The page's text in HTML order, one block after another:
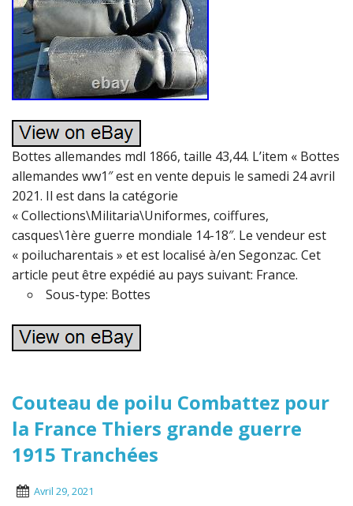
Bottes allemandes mdl 1866, taille 43,44. L’item « Bottes
allemandes ww1″ est en vente depuis le samedi 24 avril
2021. Il est dans la catégorie
« Collections\Militaria\Uniformes, coiffures,
casques\1ère guerre mondiale 14-18″. Le vendeur est
« poilucharentais » et est localisé à/en Segonzac. Cet
article peut être expédié au pays suivant: France.
Sous-type: Bottes
Couteau de poilu Combattez pour
la France Thiers grande guerre
1915 Tranchées
Avril 29, 2021